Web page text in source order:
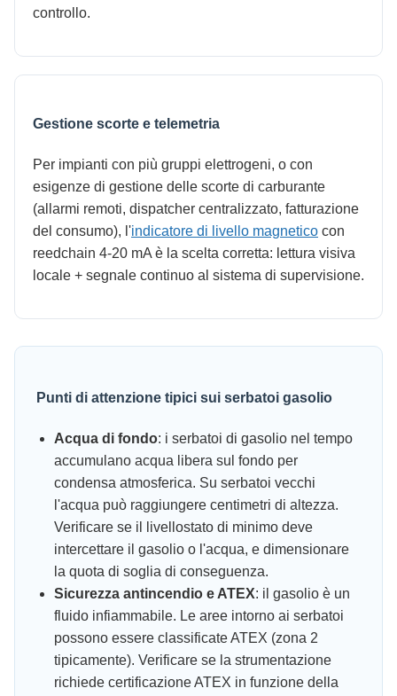
controllo.
Gestione scorte e telemetria
Per impianti con più gruppi elettrogeni, o con
esigenze di gestione delle scorte di carburante
(allarmi remoti, dispatcher centralizzato, fatturazione
del consumo), l'indicatore di livello magnetico con
reedchain 4-20 mA è la scelta corretta: lettura visiva
locale + segnale continuo al sistema di supervisione.
Punti di attenzione tipici sui serbatoi gasolio
Acqua di fondo: i serbatoi di gasolio nel tempo
accumulano acqua libera sul fondo per
condensa atmosferica. Su serbatoi vecchi
l'acqua può raggiungere centimetri di altezza.
Verificare se il livellostato di minimo deve
intercettare il gasolio o l'acqua, e dimensionare
la quota di soglia di conseguenza.
Sicurezza antincendio e ATEX: il gasolio è un
fluido infiammabile. Le aree intorno ai serbatoi
possono essere classificate ATEX (zona 2
tipicamente). Verificare se la strumentazione
richiede certificazione ATEX in funzione della